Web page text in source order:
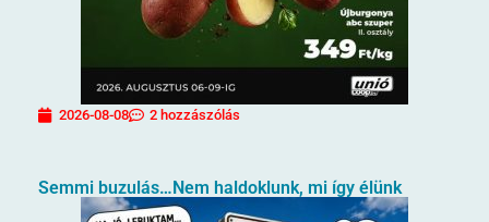
2026-08-08 2 hozzászólás
Semmi buzulás…Nem haldoklunk, mi így élünk